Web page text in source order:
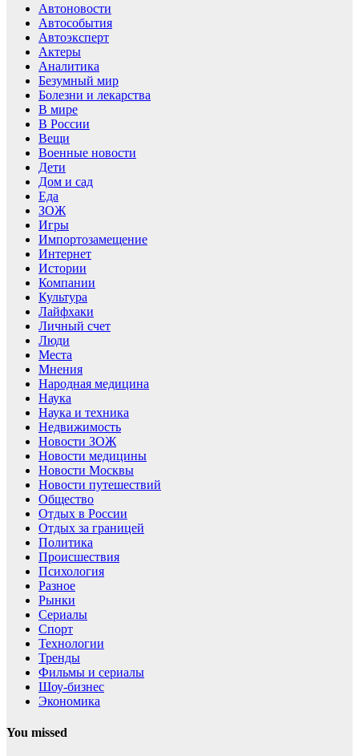
Автоновости
Автособытия
Автоэксперт
Актеры
Аналитика
Безумный мир
Болезни и лекарства
В мире
В России
Вещи
Военные новости
Дети
Дом и сад
Еда
ЗОЖ
Игры
Импортозамещение
Интернет
Истории
Компании
Культура
Лайфхаки
Личный счет
Люди
Места
Мнения
Народная медицина
Наука
Наука и техника
Недвижимость
Новости ЗОЖ
Новости медицины
Новости Москвы
Новости путешествий
Общество
Отдых в России
Отдых за границей
Политика
Происшествия
Психология
Разное
Рынки
Сериалы
Спорт
Технологии
Тренды
Фильмы и сериалы
Шоу-бизнес
Экономика
You missed